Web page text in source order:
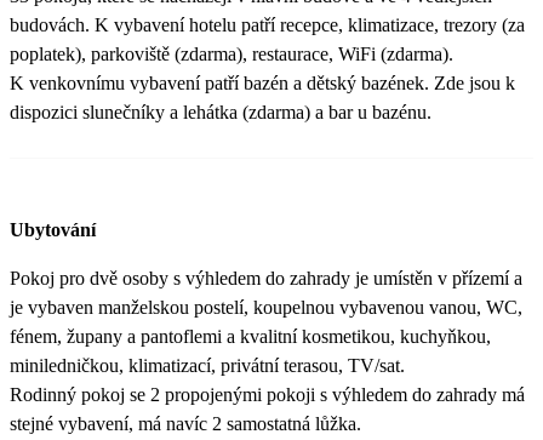
budovách. K vybavení hotelu patří recepce, klimatizace, trezory (za
poplatek), parkoviště (zdarma), restaurace, WiFi (zdarma).
K venkovnímu vybavení patří bazén a dětský bazének. Zde jsou k
dispozici slunečníky a lehátka (zdarma) a bar u bazénu.
Ubytování
Pokoj pro dvě osoby s výhledem do zahrady je umístěn v přízemí a
je vybaven manželskou postelí, koupelnou vybavenou vanou, WC,
fénem, župany a pantoflemi a kvalitní kosmetikou, kuchyňkou,
miniledničkou, klimatizací, privátní terasou, TV/sat.
Rodinný pokoj se 2 propojenými pokoji s výhledem do zahrady má
stejné vybavení, má navíc 2 samostatná lůžka.